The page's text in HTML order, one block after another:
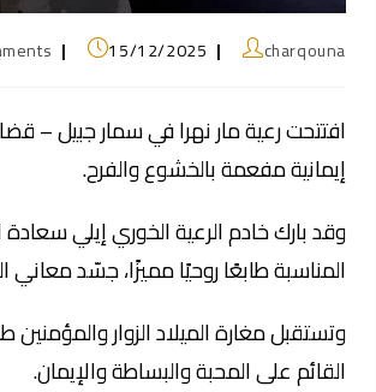
charqouna
15/12/2025
افتتحت رعية مار نهرا في سمار جبيل –
إيمانية مفعمة بالخشوع والفرح.
وقد بارك خادم الرعية الخوري إيلي
المناسبة طابعًا روحيًا مميزًا، جسّد معاني
وتستقبل مغارة الميلاد الزوار
القائم على المحبة والبساطة والإيمان.